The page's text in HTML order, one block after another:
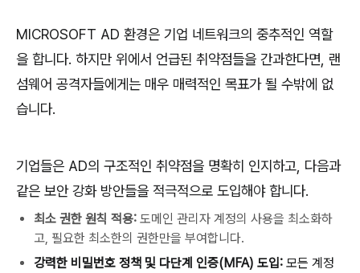
MICROSOFT AD 환경은 기업 네트워크의 중추적인 역할
을 합니다. 하지만 위에서 언급된 취약점들을 간과한다면 랜
섬웨어 공격자들에게는 매우 매력적인 목표가 될 수밖에 없
습니다.
기업들은 AD의 구조적인 취약점을 명확히 인지하고 다음과
같은 보안 강화 방안들을 적극적으로 도입해야 합니다.
최소 권한 원칙 적용: 도메인 관리자 계정의 사용을 최소화하
고, 필요한 최소한의 권한만을 부여합니다.
강력한 비밀번호 정책 및 다단계 인증(MFA) 도입: 모든 계정